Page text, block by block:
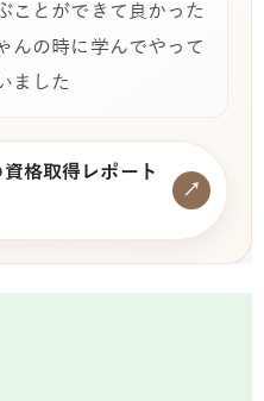
ことができて良かった
んの時に学んでやって
ました
格取得レポート
↗